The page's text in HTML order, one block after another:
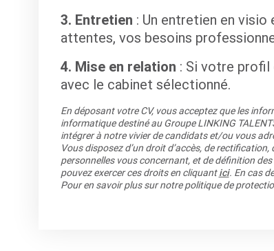
3. Entretien : Un entretien en
attentes, vos besoins
4. Mise en relation : Si votre profil
avec le cabinet sélectionné.
En déposant votre CV, vous acceptez que les
informatique destiné au Groupe LINKING
intégrer à notre vivier de candidats et/ou vous
Vous disposez d’un droit d’accès, de
personnelles vous concernant, et de définition
pouvez exercer ces droits en cliquantici. En cas
Pour en savoir plus sur notre politique de